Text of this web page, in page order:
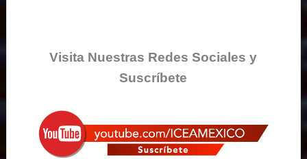
Visita Nuestras Redes Sociales y
Suscríbete